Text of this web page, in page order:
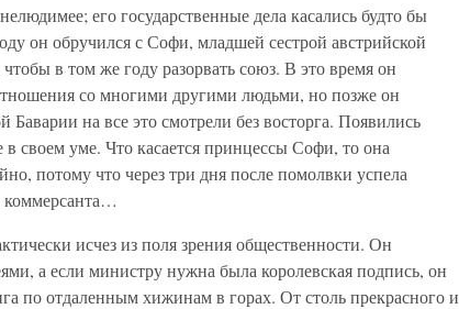
его государственные дела касались будто бы
он обручился с Софи, младшей сестрой австрийской
в том же году разорвать союз. В это время он
со многими другими людьми, но позже он
Баварии на все это смотрели без восторга. Появились
своем уме. Что касается принцессы Софи, то она
потому что через три дня после помолвки успела
коммерсанта…
исчез из поля зрения общественности. Он
а если министру нужна была королевская подпись, он
по отдаленным хижинам в горах. От столь прекрасного и